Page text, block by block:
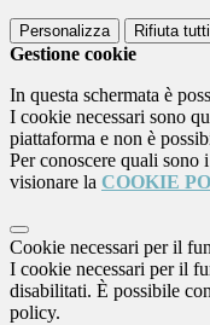
Personalizza Rifiuta tutti
Gestione cookie
In questa schermata è
I cookie necessari sono
piattaforma e non è
Per conoscere quali sono
visionare la COOKIE
Cookie necessari per il
I cookie necessari per il
disabilitati. È possibile
policy.